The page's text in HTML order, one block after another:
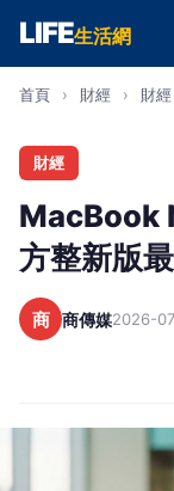
LIFE生活網
首頁 › 財經 › 財經
財經
MacBook
方整新版
商 商傳媒2026-